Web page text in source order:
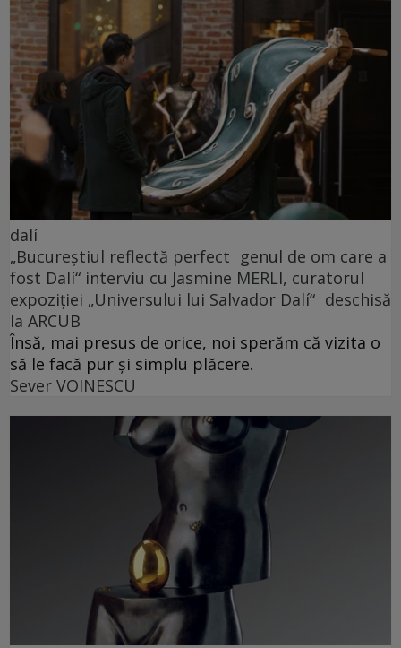
dalí
„Bucureștiul reflectă perfect genul de om care a
fost Dalí“ interviu cu Jasmine MERLI, curatorul
expoziției „Universului lui Salvador Dalí“ deschisă
la ARCUB
Însă, mai presus de orice, noi sperăm că vizita o
să le facă pur și simplu plăcere.
Sever VOINESCU